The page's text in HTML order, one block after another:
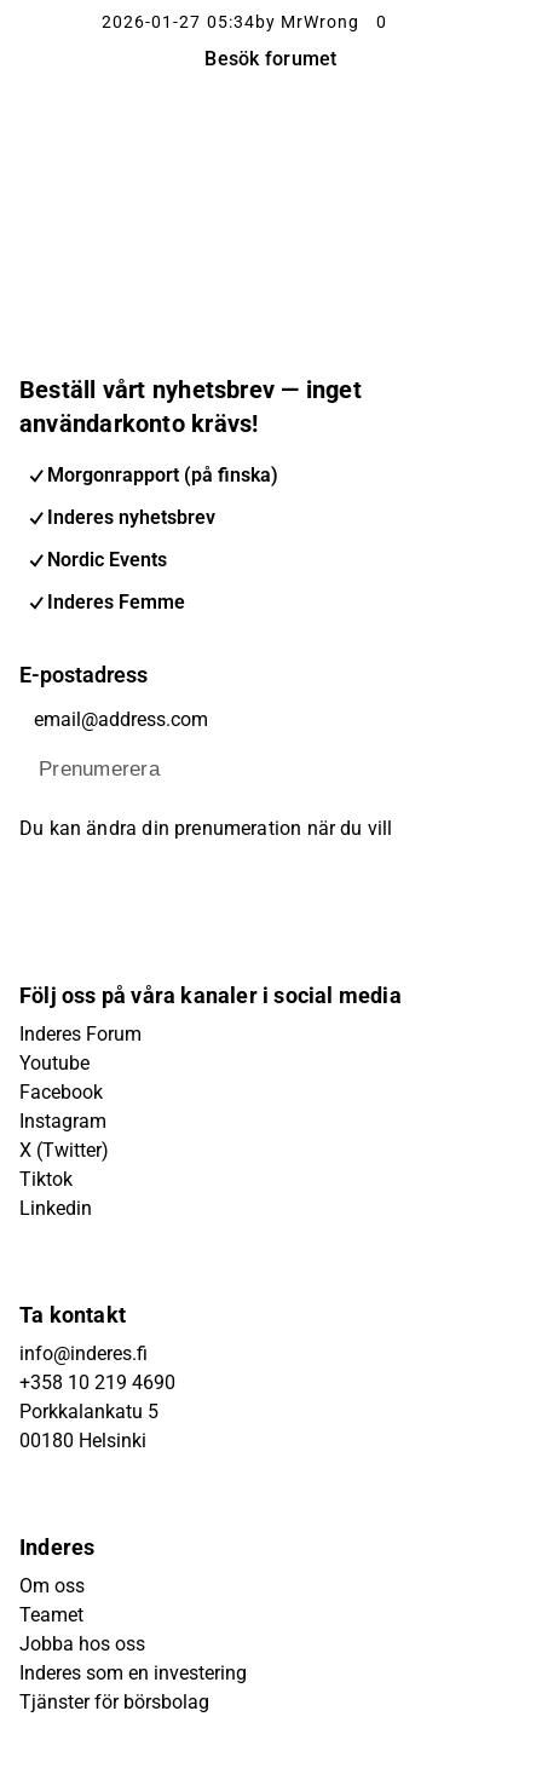
2026-01-27 05:34by MrWrong 0
Besök forumet
Beställ vårt nyhetsbrev — inget
användarkonto krävs!
Morgonrapport (på finska)
Inderes nyhetsbrev
Nordic Events
Inderes Femme
E-postadress
Prenumerera
Du kan ändra din prenumeration när du vill
Följ oss på våra kanaler i social media
Inderes Forum
Youtube
Facebook
Instagram
X (Twitter)
Tiktok
Linkedin
Ta kontakt
info@inderes.fi
+358 10 219 4690
Porkkalankatu 5
00180 Helsinki
Inderes
Om oss
Teamet
Jobba hos oss
Inderes som en investering
Tjänster för börsbolag